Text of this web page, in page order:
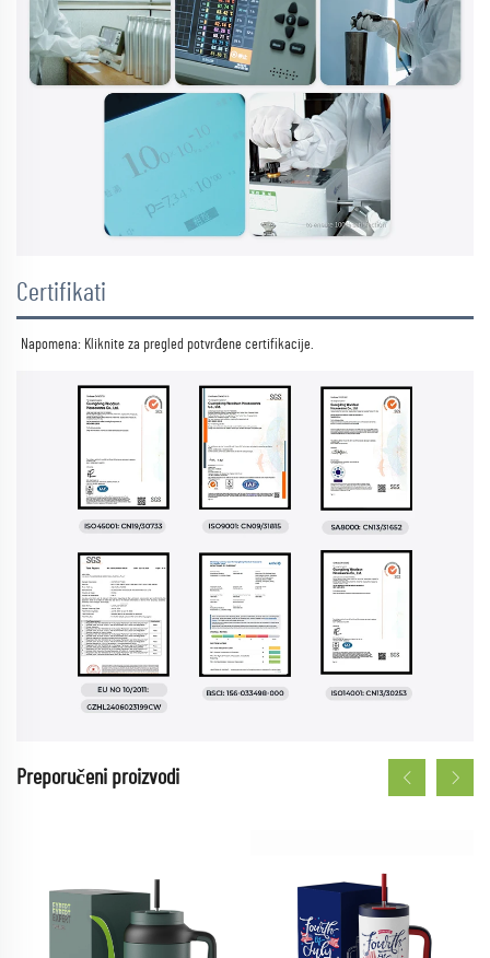
Certifikati
Napomena: Kliknite za pregled potvrđene certifikacije.
Preporučeni proizvodi